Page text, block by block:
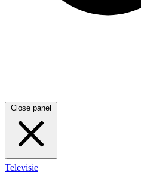
Close panel
Televisie